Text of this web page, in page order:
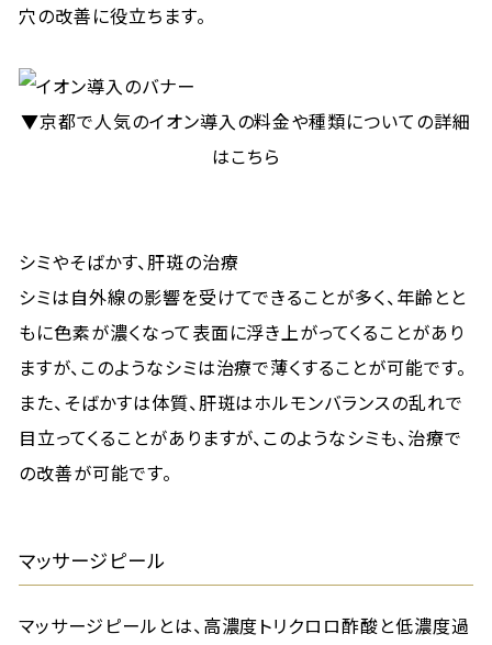
穴の改善に役立ちます。
▼京都で人気のイオン導入の料金や種類についての詳細
はこちら
シミやそばかす、肝斑の治療
シミは自外線の影響を受けてできることが多く、年齢とと
もに色素が濃くなって表面に浮き上がってくることがあり
ますが、このようなシミは治療で薄くすることが可能です。
また、そばかすは体質、肝斑はホルモンバランスの乱れで
目立ってくることがありますが、このようなシミも、治療で
の改善が可能です。
マッサージピール
マッサージピールとは、高濃度トリクロロ酢酸と低濃度過